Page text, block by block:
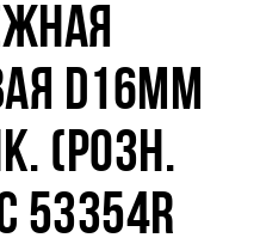
D16ММ
(РОЗН.
53354R